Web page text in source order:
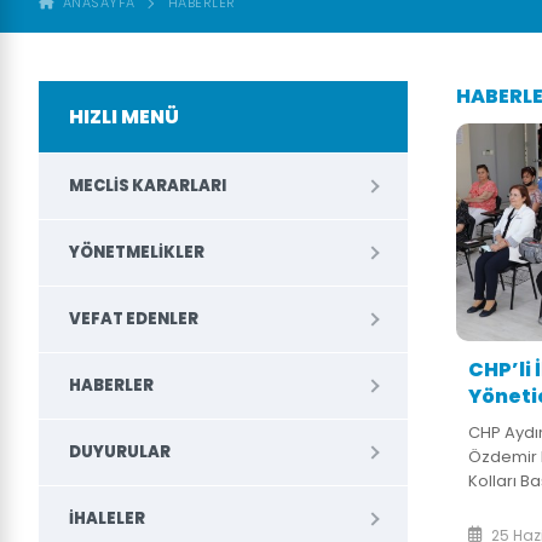
CHP’li
CHP
Özdemir
Kolları
Belediye
25
HIZLI MENÜ
MECLIS KARARLARI
YÖNETMELIKLER
VEFAT EDENLER
HABERLER
DUYURULAR
İHALELER